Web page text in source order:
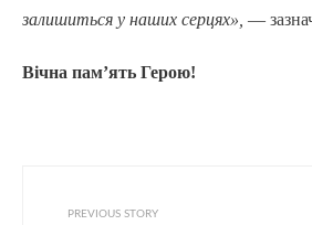
залишиться у наших серцях», —
Вічна пам’ять Герою!
PREVIOUS STORY